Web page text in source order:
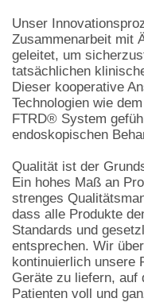
Unser
Zusammenarbeit mit
geleitet, um
tatsächlichen
Dieser kooperative
Technologien wie
FTRD® System
endoskopischen
Qualität ist der
Ein hohes Maß an
strenges
dass alle Produkte
Standards und
entsprechen. Wir
kontinuierlich unsere
Geräte zu liefern, auf
Patienten voll und